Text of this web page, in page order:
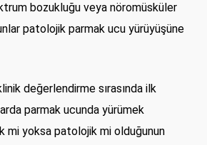
bozukluğu veya nöromüsküler
patolojik parmak ucu yürüyüşüne
değerlendirme sırasında ilk
parmak ucunda yürümek
mi yoksa patolojik mi olduğunun